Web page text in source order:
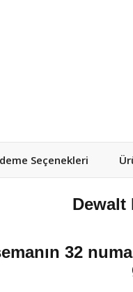
Seçenekleri
Dewalt
32